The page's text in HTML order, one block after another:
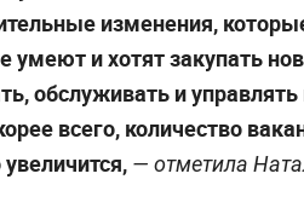
изменения,
умеют и хотят закупать
обслуживать и
всего, количество
— отметила